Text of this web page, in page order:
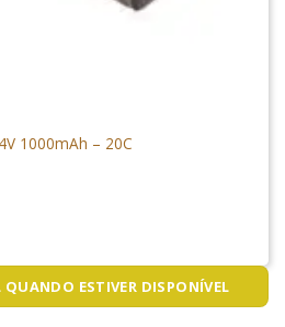
1000mAh – 20C
ESTIVER DISPONÍVEL